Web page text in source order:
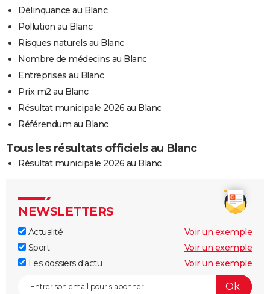
Délinquance au Blanc
Pollution au Blanc
Risques naturels au Blanc
Nombre de médecins au Blanc
Entreprises au Blanc
Prix m2 au Blanc
Résultat municipale 2026 au Blanc
Référendum au Blanc
Tous les résultats officiels au Blanc
Résultat municipale 2026 au Blanc
NEWSLETTERS
Actualité
Voir un exemple
Sport
Voir un exemple
Les dossiers d'actu
Voir un exemple